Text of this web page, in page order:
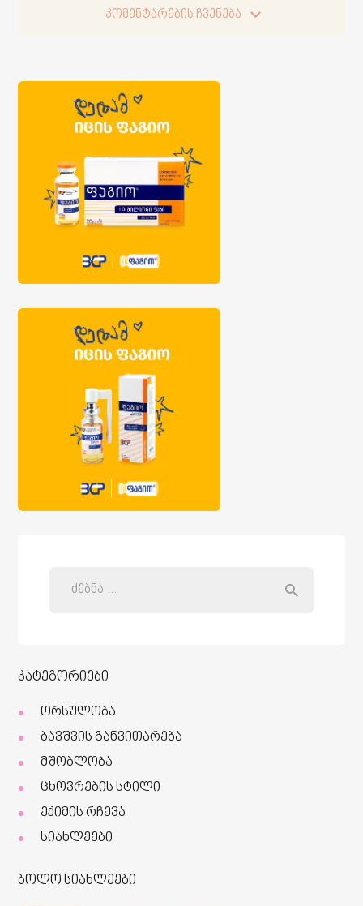
კომენტარების ჩვენება
კატეგორიები
ორსულობა
ბავშვის განვითარება
მშობლობა
ცხოვრების სტილი
ექიმის რჩევა
სიახლეები
ბოლო სიახლეები